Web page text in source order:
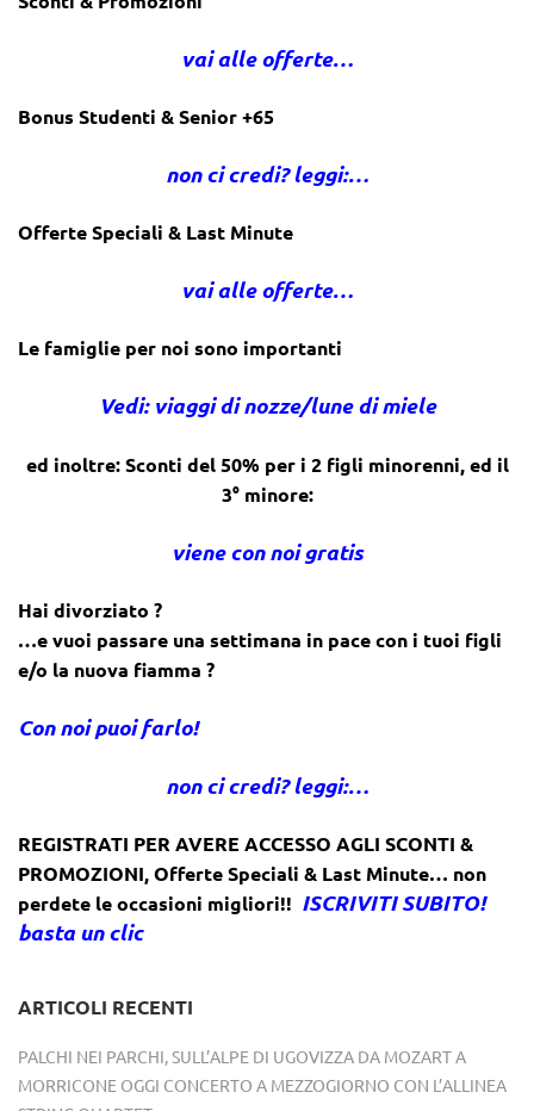
vai alle offerte…
Bonus Studenti & Senior +65
non ci credi? leggi:…
Offerte Speciali & Last Minute
vai alle offerte…
Le famiglie per noi sono importanti
Vedi: viaggi di nozze/lune di miele
ed inoltre: Sconti del 50% per i 2 figli minorenni, ed il
3° minore:
viene con noi gratis
Hai divorziato ?
…e vuoi passare una settimana in pace con i tuoi figli
e/o la nuova fiamma ?
Con noi puoi farlo!
non ci credi? leggi:…
REGISTRATI PER AVERE ACCESSO AGLI SCONTI &
PROMOZIONI,Offerte Speciali & Last Minute… non
perdete le occasioni migliori!! ISCRIVITI SUBITO!
basta un clic
ARTICOLI RECENTI
PALCHI NEI PARCHI, SULL’ALPE DI UGOVIZZA DA MOZART A
MORRICONE OGGI CONCERTO A MEZZOGIORNO CON L’ALLINEA